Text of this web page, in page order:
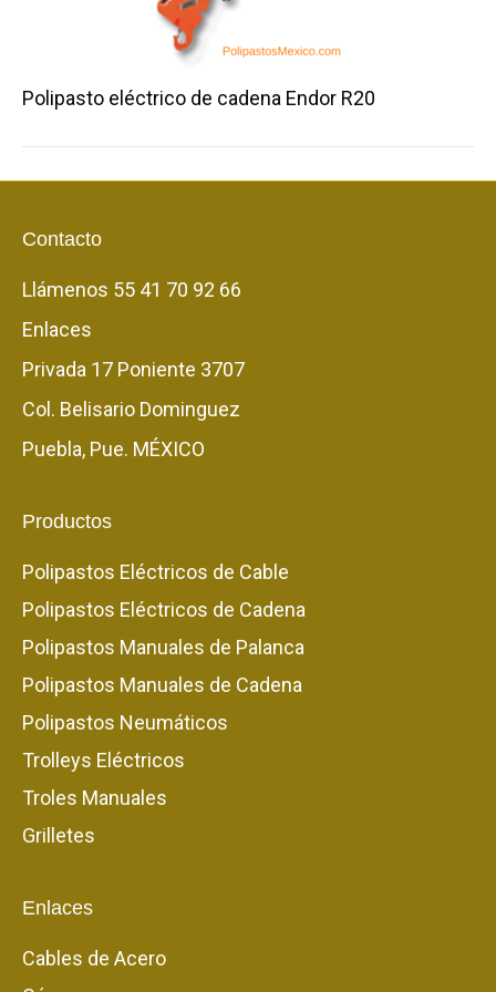
Polipasto eléctrico de cadena Endor R20
Contacto
Llámenos 55 41 70 92 66
Enlaces
Privada 17 Poniente 3707
Col. Belisario Dominguez
Puebla, Pue. MÉXICO
Productos
Polipastos Eléctricos de Cable
Polipastos Eléctricos de Cadena
Polipastos Manuales de Palanca
Polipastos Manuales de Cadena
Polipastos Neumáticos
Trolleys Eléctricos
Troles Manuales
Grilletes
Enlaces
Cables de Acero